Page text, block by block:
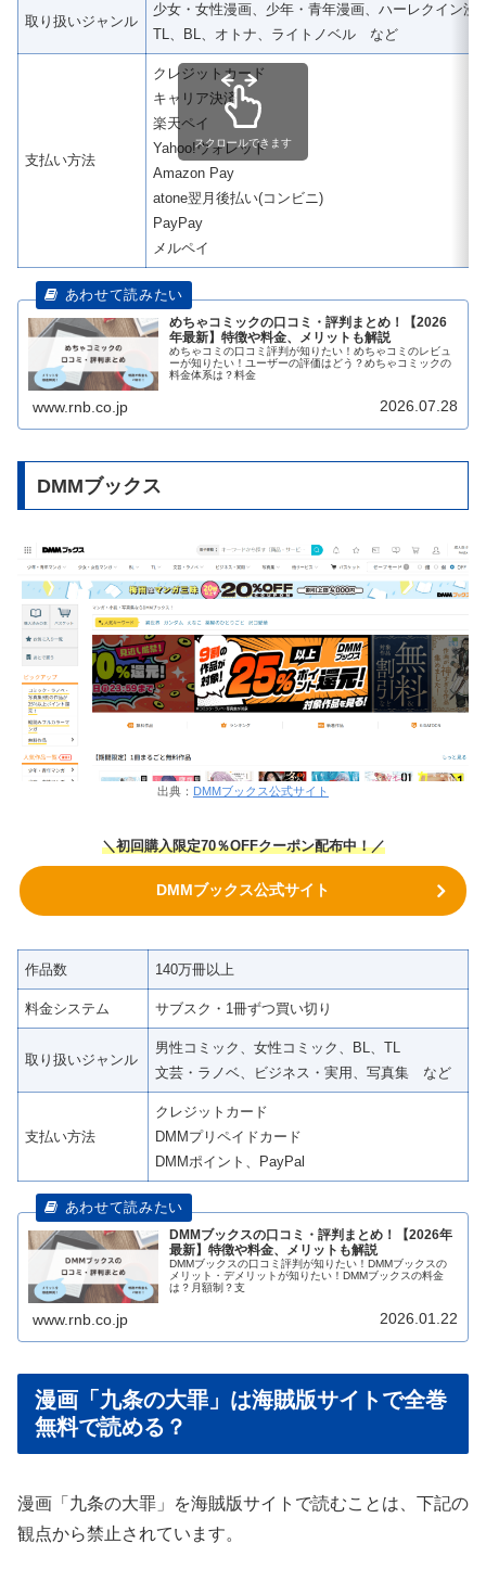
取り扱いジャンル
少女・女性漫画、少年・青年漫画、ハーレクイン漫
TL、BL、オトナ、ライトノベル など
支払い方法
クレジットカード
キャリア決済
楽天ペイ
Yahoo!ウォレット
Amazon Pay
atone翌月後払い(コンビニ)
PayPay
メルペイ
スクロールできます
めちゃコミックの口コミ・評判まとめ！【2026
年最新】特徴や料金、メリットも解説
めちゃコミの口コミ評判が知りたい！めちゃコミのレビュ
ーが知りたい！ユーザーの評価はどう？めちゃコミックの
料金体系は？料金
www.rnb.co.jp 2026.07.28
DMMブックス
出典： DMMブックス公式サイト
＼初回購入限定70％OFFクーポン配布中！／
DMMブックス公式サイト
作品数 140万冊以上
料金システム サブスク・1冊ずつ買い切り
取り扱いジャンル
男性コミック、女性コミック、BL、TL
文芸・ラノベ、ビジネス・実用、写真集 など
支払い方法
クレジットカード
DMMプリペイドカード
DMMポイント、PayPal
DMMブックスの口コミ・評判まとめ！【2026年
最新】特徴や料金、メリットも解説
DMMブックスの口コミ評判が知りたい！DMMブックスの
メリット・デメリットが知りたい！DMMブックスの料金
は？月額制？支
www.rnb.co.jp 2026.01.22
漫画「九条の大罪」は海賊版サイトで全巻
無料で読める？
漫画「九条の大罪」を海賊版サイトで読むことは、下記の
観点から禁止されています。